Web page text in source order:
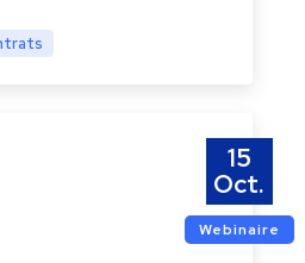
15
Oct.
Webinaire